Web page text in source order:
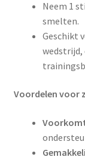
Neem 1
smelten.
Geschikt
wedstrijd,
Voordelen voor